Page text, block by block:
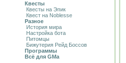
Квесты
Квесты на Эпик
Квест на Noblesse
Разное
История мира
Настройка бота
Питомцы
Бижутерия Рейд Боссов
Программы
Всё для GMa